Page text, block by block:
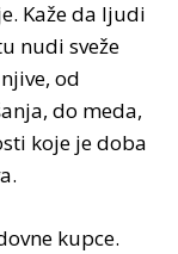
Kaže da ljudi
nudi sveže
od
do meda,
koje je doba
kupce.